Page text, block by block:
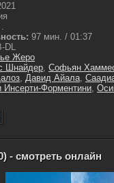
97 мин. / 01:37
DL
Жеро
Шнайдер, Софьян
, Давид Айала,
Инсерти-Форментини,
- смотреть онлайн